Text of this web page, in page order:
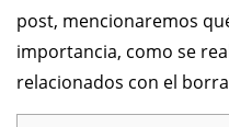
post, mencionaremos
importancia, como se
relacionados con el